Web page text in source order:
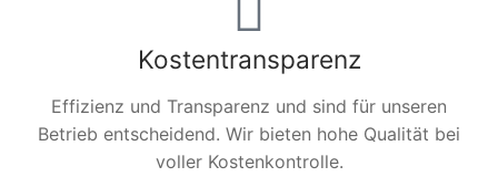
Kostentransparenz
Effizienz und Transparenz und sind für unseren
Betrieb entscheidend. Wir bieten hohe Qualität bei
voller Kostenkontrolle.